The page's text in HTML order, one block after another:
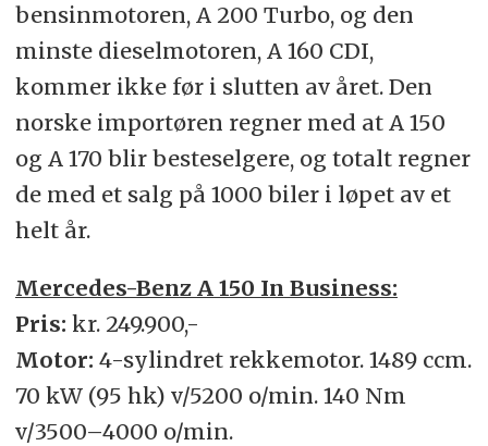
bensinmotoren, A 200 Turbo, og den
minste dieselmotoren, A 160 CDI,
kommer ikke før i slutten av året. Den
norske importøren regner med at A 150
og A 170 blir besteselgere, og totalt regner
de med et salg på 1000 biler i løpet av et
helt år.
Mercedes-Benz A 150 In Business:
Pris: kr. 249.900,-
Motor: 4-sylindret rekkemotor. 1489 ccm.
70 kW (95 hk) v/5200 o/min. 140 Nm
v/3500–4000 o/min.